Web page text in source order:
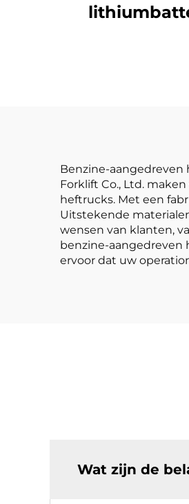
Benzine-aangedreven
Forklift Co., Ltd.
heftrucks. Met een
Uitstekende
wensen van klanten,
benzine-aangedreven
ervoor dat uw
Wat zijn de